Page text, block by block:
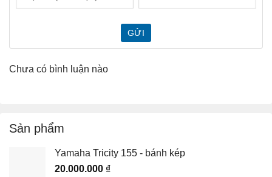
GỬI
Chưa có bình luận nào
Sản phẩm
Yamaha Tricity 155 - bánh kép
20.000.000 ₫